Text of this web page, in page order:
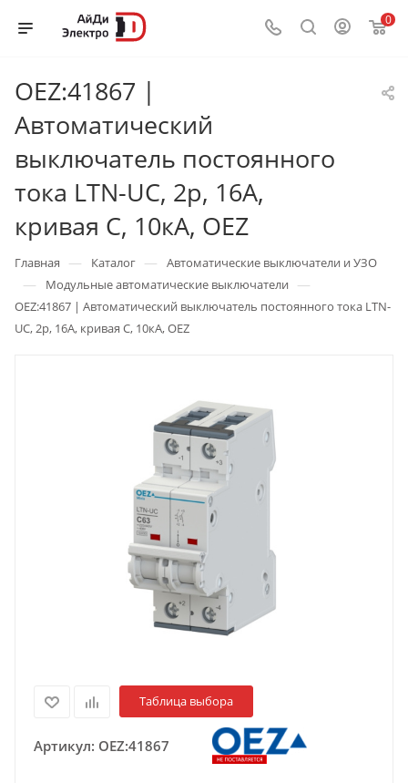
0
OEZ:41867 |
Автоматический
выключатель постоянного
тока LTN-UC, 2p, 16А,
кривая C, 10кА, OEZ
Главная — Каталог — Автоматические выключатели и УЗО
— Модульные автоматические выключатели —
OEZ:41867 | Автоматический выключатель постоянного тока LTN-
UC, 2p, 16А, кривая C, 10кА, OEZ
Таблица выбора
Артикул: OEZ:41867